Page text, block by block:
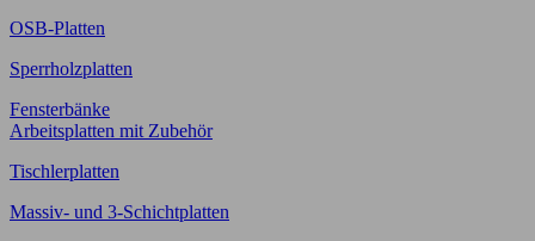
OSB-Platten
Sperrholzplatten
Fensterbänke
Arbeitsplatten mit Zubehör
Tischlerplatten
Massiv- und 3-Schichtplatten